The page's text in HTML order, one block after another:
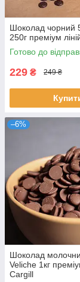
Шоколад чорний
250г преміум
Готово до
229 ₴ 249 ₴
–6%
Шоколад
Veliche 1кг
Cargill